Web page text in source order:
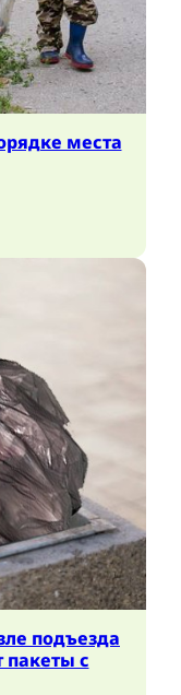
места
подъезда
с